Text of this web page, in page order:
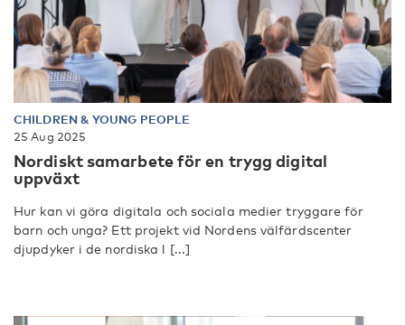
CHILDREN & YOUNG PEOPLE
25 Aug 2025
Nordiskt samarbete för en trygg digital
uppväxt
Hur kan vi göra digitala och sociala medier tryggare för
barn och unga? Ett projekt vid Nordens välfärdscenter
djupdyker i de nordiska l [...]